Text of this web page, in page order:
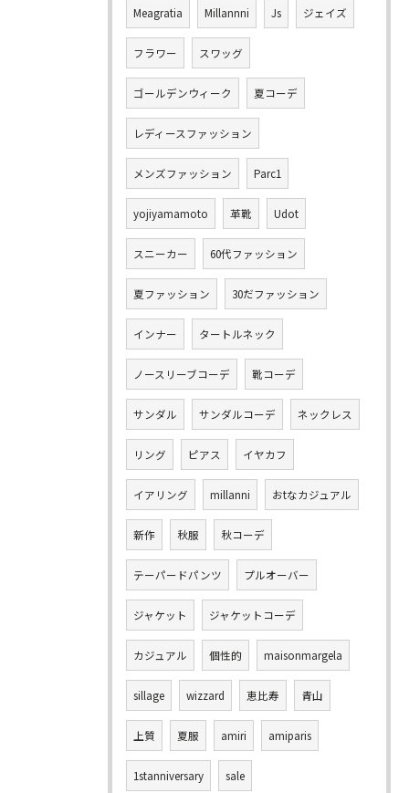
Meagratia Millannni Js ジェイズ
フラワー スワッグ
ゴールデンウィーク 夏コーデ
レディースファッション
メンズファッション Parc1
yojiyamamoto 革靴 Udot
スニーカー 60代ファッション
夏ファッション 30だファッション
インナー タートルネック
ノースリーブコーデ 靴コーデ
サンダル サンダルコーデ ネックレス
リング ピアス イヤカフ
イアリング millanni おtなカジュアル
新作 秋服 秋コーデ
テーパードパンツ プルオーバー
ジャケット ジャケットコーデ
カジュアル 個性的 maisonmargela
sillage wizzard 恵比寿 青山
上質 夏服 amiri amiparis
1stanniversary sale